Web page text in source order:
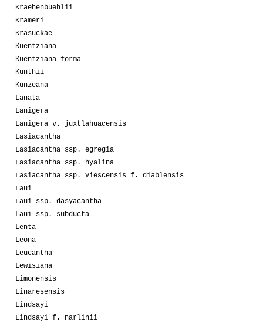
Kraehenbuehlii
Krameri
Krasuckae
Kuentziana
Kuentziana forma
Kunthii
Kunzeana
Lanata
Lanigera
Lanigera v. juxtlahuacensis
Lasiacantha
Lasiacantha ssp. egregia
Lasiacantha ssp. hyalina
Lasiacantha ssp. viescensis f. diablensis
Laui
Laui ssp. dasyacantha
Laui ssp. subducta
Lenta
Leona
Leucantha
Lewisiana
Limonensis
Linaresensis
Lindsayi
Lindsayi f. narlinii